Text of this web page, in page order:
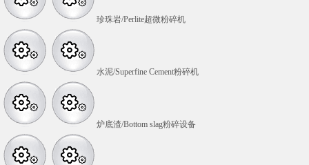
珍珠岩/Perlite超微粉碎机
水泥/Superfine Cement粉碎机
炉底渣/Bottom slag粉碎设备